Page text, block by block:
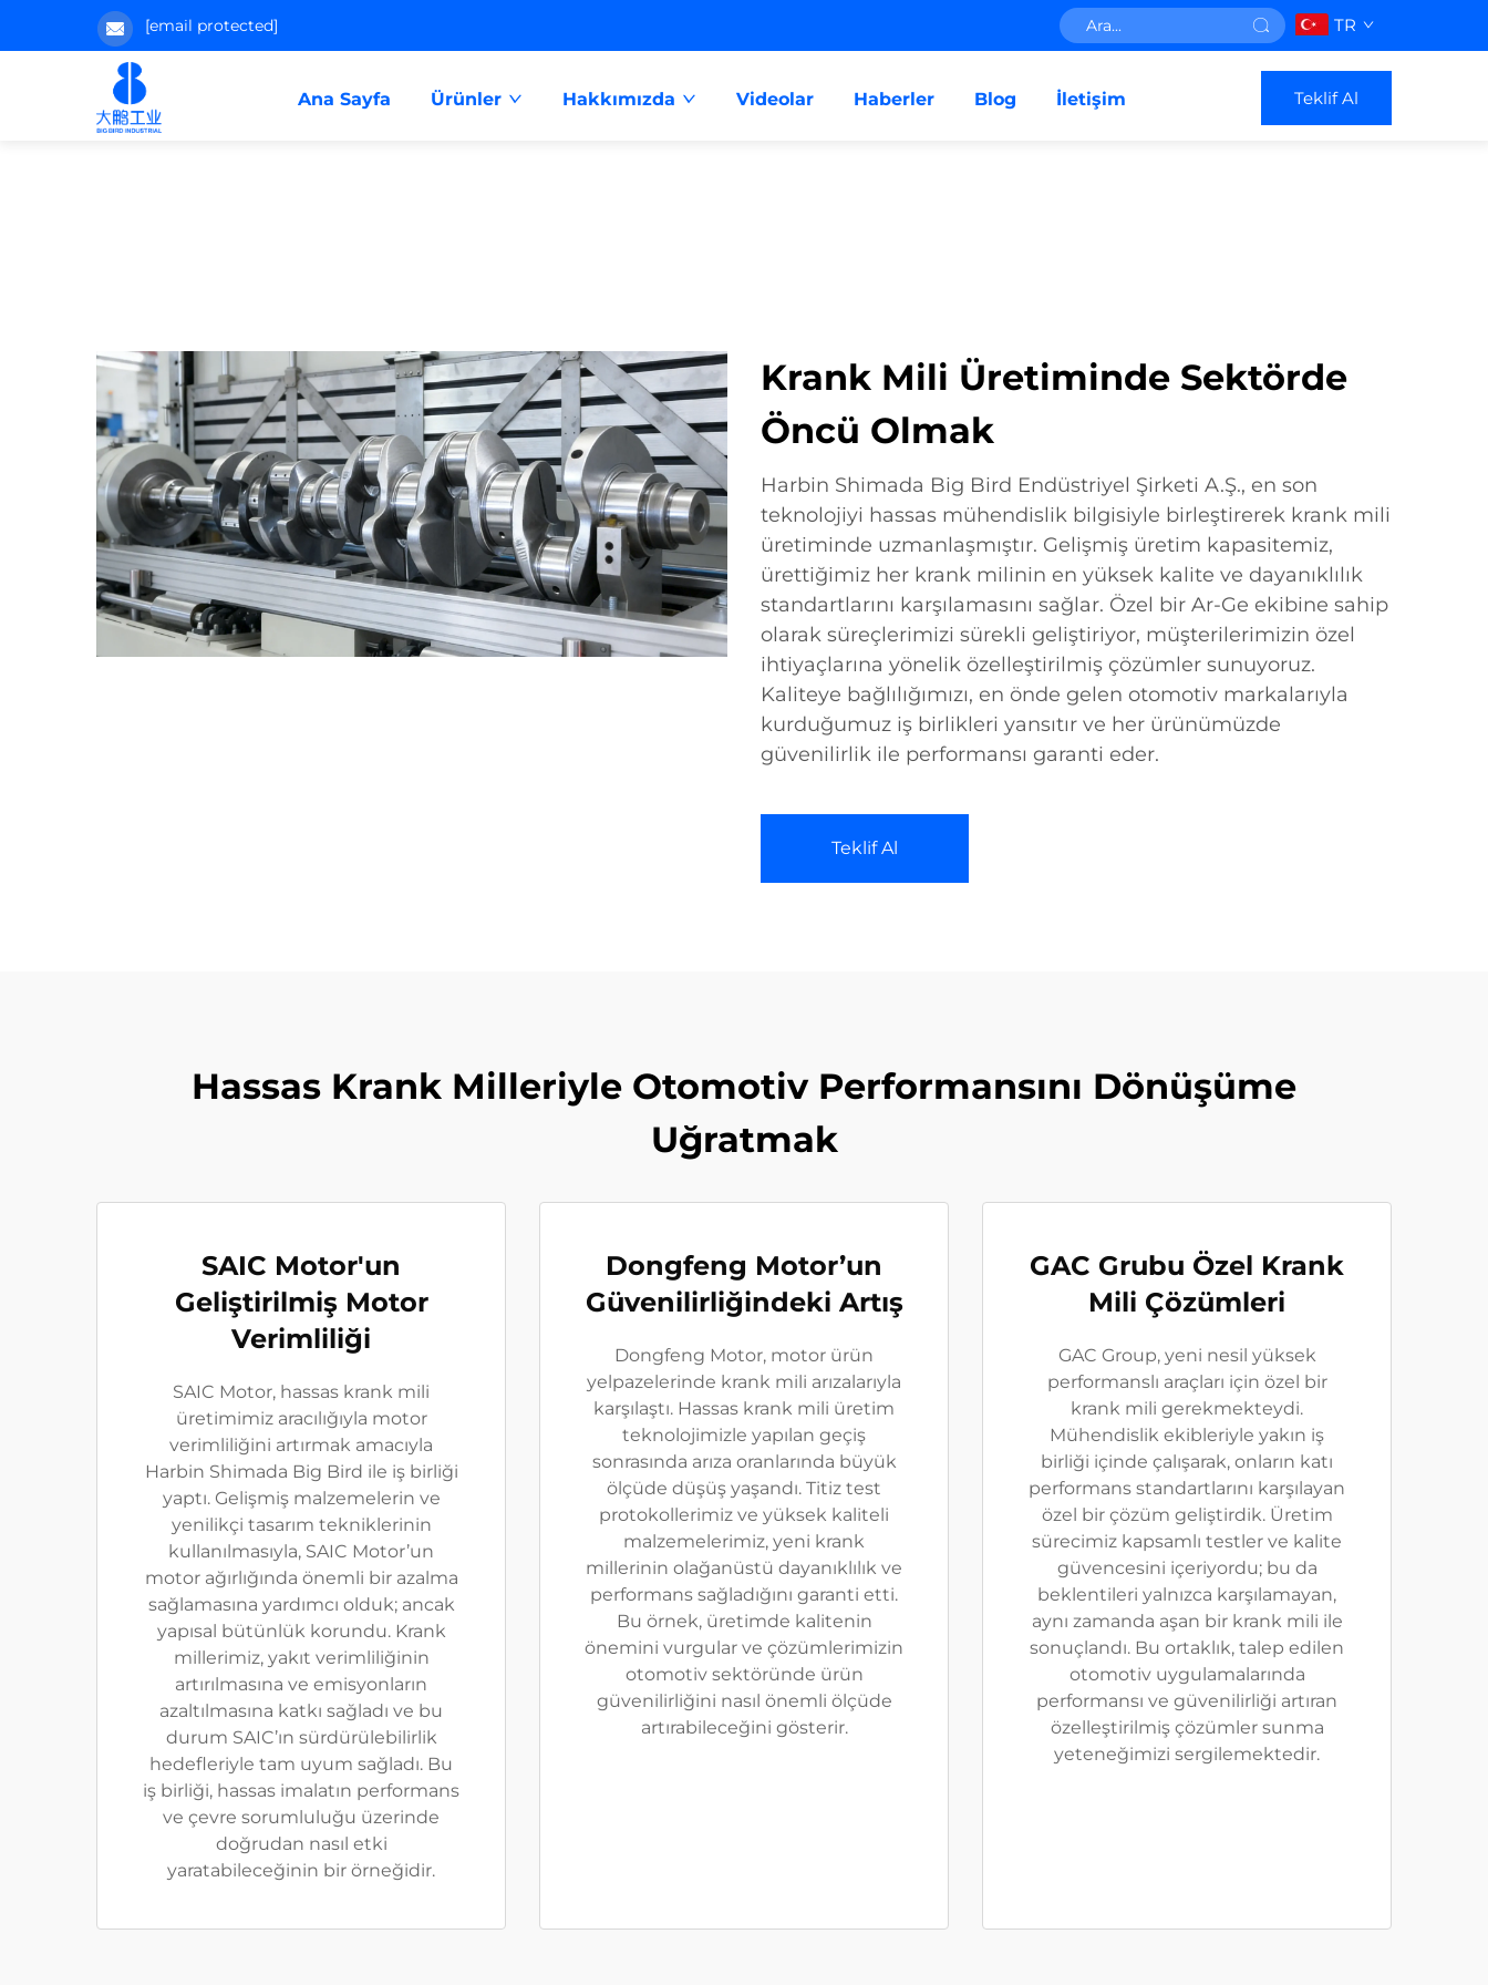
[email protected] TR
Ana Sayfa Ürünler Hakkımızda Videolar Haberler Blog İletişim Teklif Al
Krank Mili Üretiminde Sektörde
Öncü Olmak
Harbin Shimada Big Bird Endüstriyel Şirketi A.Ş., en son
teknolojiyi hassas mühendislik bilgisiyle birleştirerek krank mili
üretiminde uzmanlaşmıştır. Gelişmiş üretim kapasitemiz,
ürettiğimiz her krank milinin en yüksek kalite ve dayanıklılık
standartlarını karşılamasını sağlar. Özel bir Ar-Ge ekibine sahip
olarak süreçlerimizi sürekli geliştiriyor, müşterilerimizin özel
ihtiyaçlarına yönelik özelleştirilmiş çözümler sunuyoruz.
Kaliteye bağlılığımızı, en önde gelen otomotiv markalarıyla
kurduğumuz iş birlikleri yansıtır ve her ürünümüzde
güvenilirlik ile performansı garanti eder.
Teklif Al
Hassas Krank Milleriyle Otomotiv Performansını Dönüşüme
Uğratmak
SAIC Motor'un
Geliştirilmiş Motor
Verimliliği
SAIC Motor, hassas krank mili
üretimimiz aracılığıyla motor
verimliliğini artırmak amacıyla
Harbin Shimada Big Bird ile iş birliği
yaptı. Gelişmiş malzemelerin ve
yenilikçi tasarım tekniklerinin
kullanılmasıyla, SAIC Motor’un
motor ağırlığında önemli bir azalma
sağlamasına yardımcı olduk; ancak
yapısal bütünlük korundu. Krank
millerimiz, yakıt verimliliğinin
artırılmasına ve emisyonların
azaltılmasına katkı sağladı ve bu
durum SAIC’ın sürdürülebilirlik
hedefleriyle tam uyum sağladı. Bu
iş birliği, hassas imalatın performans
ve çevre sorumluluğu üzerinde
doğrudan nasıl etki
yaratabileceğinin bir örneğidir.
Dongfeng Motor’un
Güvenilirliğindeki Artış
Dongfeng Motor, motor ürün
yelpazelerinde krank mili arızalarıyla
karşılaştı. Hassas krank mili üretim
teknolojimizle yapılan geçiş
sonrasında arıza oranlarında büyük
ölçüde düşüş yaşandı. Titiz test
protokollerimiz ve yüksek kaliteli
malzemelerimiz, yeni krank
millerinin olağanüstü dayanıklılık ve
performans sağladığını garanti etti.
Bu örnek, üretimde kalitenin
önemini vurgular ve çözümlerimizin
otomotiv sektöründe ürün
güvenilirliğini nasıl önemli ölçüde
artırabileceğini gösterir.
GAC Grubu Özel Krank
Mili Çözümleri
GAC Group, yeni nesil yüksek
performanslı araçları için özel bir
krank mili gerekmekteydi.
Mühendislik ekibleriyle yakın iş
birliği içinde çalışarak, onların katı
performans standartlarını karşılayan
özel bir çözüm geliştirdik. Üretim
sürecimiz kapsamlı testler ve kalite
güvencesini içeriyordu; bu da
beklentileri yalnızca karşılamayan,
aynı zamanda aşan bir krank mili ile
sonuçlandı. Bu ortaklık, talep edilen
otomotiv uygulamalarında
performansı ve güvenilirliği artıran
özelleştirilmiş çözümler sunma
yeteneğimizi sergilemektedir.